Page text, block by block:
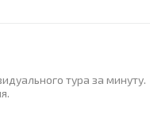
тура за минуту.